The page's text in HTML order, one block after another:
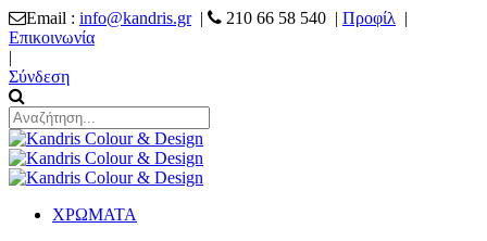
Email : info@kandris.gr| 210 66 58 540 | Προφίλ |
Επικοινωνία
|
Σύνδεση
ΧΡΩΜΑΤΑ